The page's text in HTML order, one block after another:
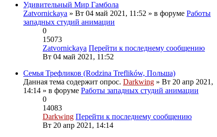
Удивительный Мир Гамбола
Zatvornickaya » Вт 04 май 2021, 11:52 » в форуме Работы
западных студий анимации
0
15073
Zatvornickaya Перейти к последнему сообщению
Вт 04 май 2021, 11:52
Семья Трефликов (Rodzina Treflików, Польша)
Данная тема содержит опрос. Darkwing » Вт 20 апр 2021,
14:14 » в форуме Работы западных студий анимации
0
14083
Darkwing Перейти к последнему сообщению
Вт 20 апр 2021, 14:14